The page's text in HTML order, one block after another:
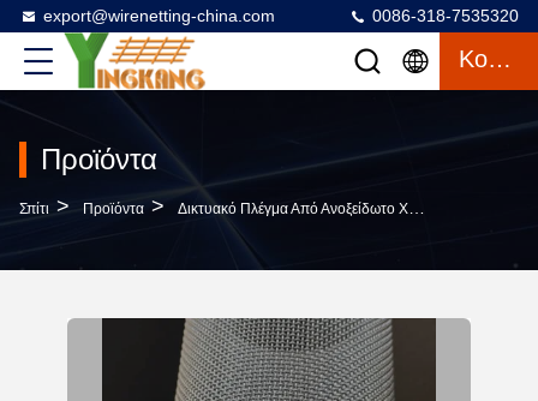
export@wirenetting-china.com 0086-318-7535320
Κουβέντα
Προϊόντα
Σπίτι > Προϊόντα > Δικτυακό Πλέγμα Από Ανοξείδωτο Χάλυβα